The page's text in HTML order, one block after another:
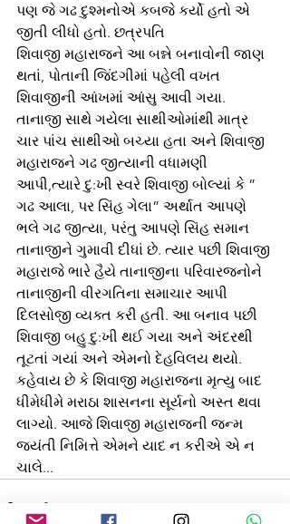
પણ જે ગઢ દુશ્મનોએ કબજે કર્યો હતો એ
જીતી લીધો હતો. છત્રપતિ
શિવાજી મહારાજને આ બન્ને બનાવોની જાણ
થતાં, પોતાની જિંદગીમાં પહેલી વખત
શિવાજીની આંખમાં આંસુ આવી ગયા.
તાનાજી સાથે ગયેલા સાથીઓમાંથી માત્ર
ચાર પાંચ સાથીઓ બચ્યા હતા અને શિવાજી
મહારાજને ગઢ જીત્યાની વધામણી
આપી,ત્યારે દુ:ખી સ્વરે શિવાજી બોલ્યાં કે ”
ગઢ આલા, પર સિંહ ગેલા” અર્થાત આપણે
ભલે ગઢ જીત્યા, પરંતુ આપણે સિંહ સમાન
તાનાજીને ગુમાવી દીધાં છે. ત્યાર પછી શિવાજી
મહારાજે ભારે હૈયે તાનાજીના પરિવારજનોને
તાનાજીની વીરગતિના સમાચાર આપી
દિલસોજી વ્યક્ત કરી હતી. આ બનાવ પછી
શિવાજી બહુ દુ:ખી થઈ ગયા અને અંદરથી
તૂટતાં ગયાં અને એમનો દેહવિલય થયો.
કહેવાય છે કે શિવાજી મહારાજના મૃત્યુ બાદ
ધીમેધીમે મરાઠા શાસનના સૂર્યનો અસ્ત થવા
લાગ્યો. આજે શિવાજી મહારાજની જન્મ
જયંતી નિમિત્તે એમને યાદ ન કરીએ એ ન
ચાલે...